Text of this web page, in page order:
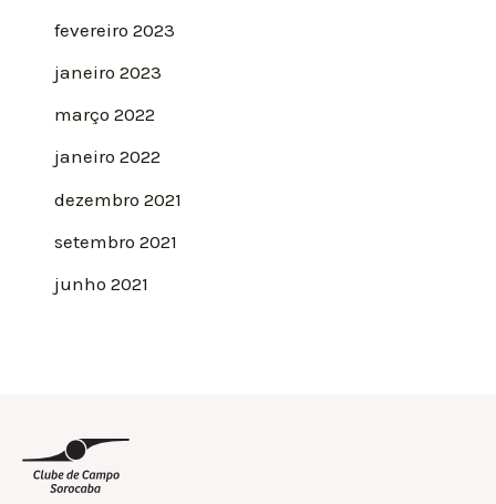
fevereiro 2023
janeiro 2023
março 2022
janeiro 2022
dezembro 2021
setembro 2021
junho 2021